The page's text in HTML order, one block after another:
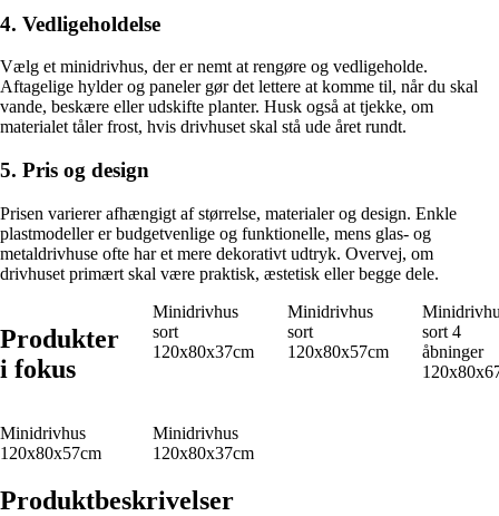
4. Vedligeholdelse
Vælg et minidrivhus, der er nemt at rengøre og vedligeholde.
Aftagelige hylder og paneler gør det lettere at komme til, når du skal
vande, beskære eller udskifte planter. Husk også at tjekke, om
materialet tåler frost, hvis drivhuset skal stå ude året rundt.
5. Pris og design
Prisen varierer afhængigt af størrelse, materialer og design. Enkle
plastmodeller er budgetvenlige og funktionelle, mens glas- og
metaldrivhuse ofte har et mere dekorativt udtryk. Overvej, om
drivhuset primært skal være praktisk, æstetisk eller begge dele.
Produkter
i fokus
Minidrivhus
sort
120x80x37cm
Minidrivhus
sort
120x80x57cm
sort 4
åbninger
Minidrivhus
120x80x57cm
Minidrivhus
120x80x37cm
Produktbeskrivelser